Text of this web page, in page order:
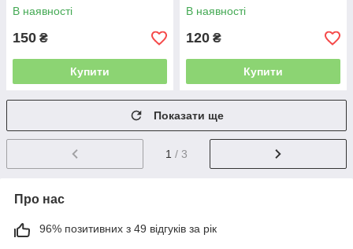
В наявності
150 ₴
Купити
В наявності
120 ₴
Купити
Показати ще
1 / 3
Про нас
96% позитивних з 49 відгуків за рік